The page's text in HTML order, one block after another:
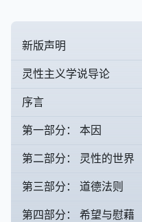
新版声明
灵性主义学说导论
序言
第一部分： 本因
第二部分： 灵性的世界
第三部分： 道德法则
第四部分： 希望与慰藉